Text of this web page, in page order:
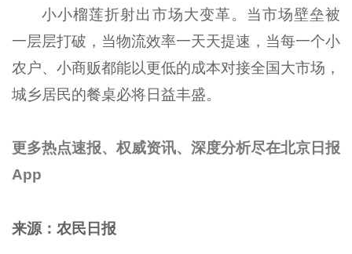
小小榴莲折射出市场大变革。当市场壁垒被
一层层打破，当物流效率一天天提速，当每一个小
农户、小商贩都能以更低的成本对接全国大市场，
城乡居民的餐桌必将日益丰盛。
更多热点速报、权威资讯、深度分析尽在北京日报
App
来源：农民日报